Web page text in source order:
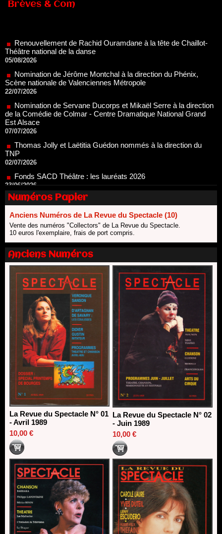
Brèves & Com
Nomination de Jérôme Montchal à la direction du Phénix,
Scène nationale de Valenciennes Métropole
Nomination de Servane Ducorps et Mikaël Serre à la direction
de la Comédie de Colmar - Centre Dramatique National Grand
07/07/2026
Thomas Jolly et Laëtitia Guédon nommés à la direction du
TNP
Fonds SACD Théâtre : les lauréats 2026
23/06/2026
Dispositif ARTCENA Écrire pour le cirque, les lauréats 2026 !
20/06/2026
Le palmarès des prix SACD 2026
18/06/2026
Les 10 lauréats du Fonds Grandes Formes Théâtre 2026
SACD
Nomination de Nathalie Garraud et Olivier Saccomano à la
direction du Théâtre de Gennevilliers - CDN
Dispositif SACD Auteurs d'espaces : les lauréats 2026
18/03/2026
Numéros Papier
Anciens Numéros de La Revue du Spectacle (10)
Vente des numéros "Collectors" de La Revue du Spectacle.
10 euros l'exemplaire, frais de port compris.
Anciens Numéros
La Revue du Spectacle N° 01
- Avril 1989
10,00 €
La Revue du Spectacle N° 02
- Juin 1989
10,00 €